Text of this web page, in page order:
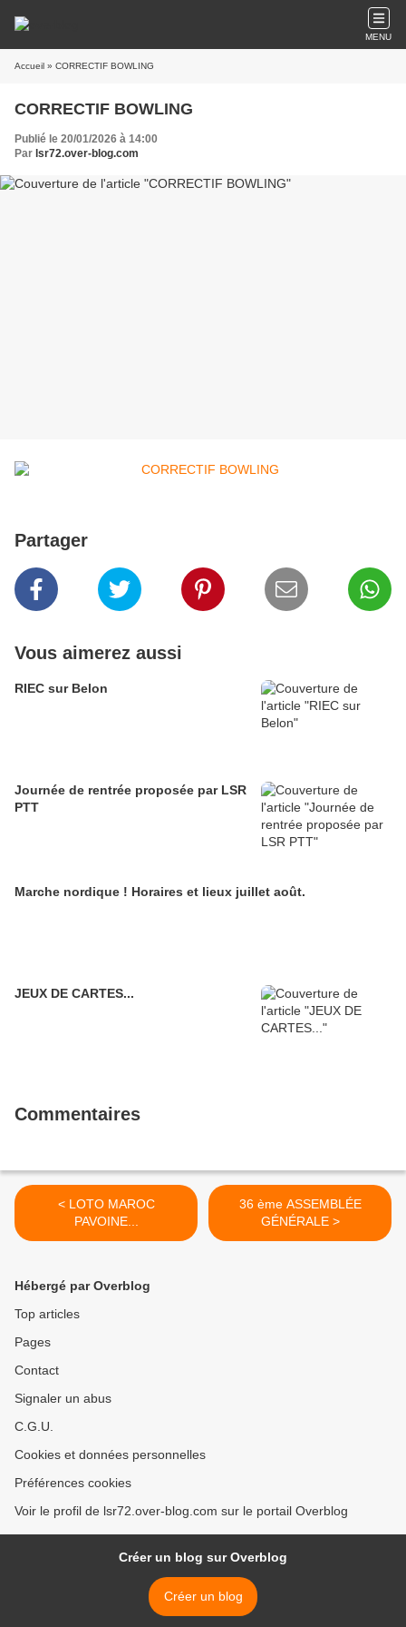
MENU
Accueil » CORRECTIF BOWLING
CORRECTIF BOWLING
Publié le 20/01/2026 à 14:00
Par lsr72.over-blog.com
Partager
Vous aimerez aussi
RIEC sur Belon
Journée de rentrée proposée par LSR
PTT
Marche nordique ! Horaires et lieux juillet août.
JEUX DE CARTES...
Commentaires
< LOTO MAROC
PAVOINE...
36 ème ASSEMBLÉE
GÉNÉRALE >
Hébergé par Overblog
Top articles
Pages
Contact
Signaler un abus
C.G.U.
Cookies et données personnelles
Préférences cookies
Voir le profil de lsr72.over-blog.com sur le portail Overblog
Créer un blog sur Overblog
Créer un blog